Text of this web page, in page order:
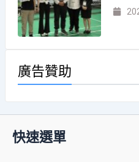
廣告贊助
快速選單